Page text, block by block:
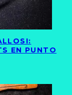
EN PUNTO